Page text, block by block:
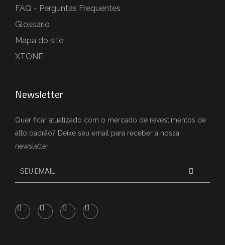
FAQ - Perguntas Frequentes
Glossário
Mapa do site
XTONE
Newsletter
Quer ficar atualizado com o mercado de revestimentos de
alto padrão? Deixe seu email para receber a nossa
newsletter.